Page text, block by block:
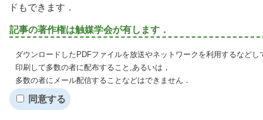
ドもできます．
記事の著作権は触媒学会が有します．
ダウンロードしたPDFファイルを放送やネットワークを利用するなど
印刷して多数の者に配布すること,あるいは，
多数の者にメール配信することなどはできません．
同意する